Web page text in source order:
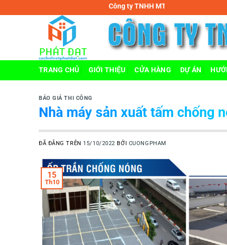
đến
Công ty TNHH MTV cách nhiệt Phát Đạt
TRANG CHỦ GIỚI THIỆU CỬA HÀNG DỰ ÁN
BÁO GIÁ THI CÔNG
Nhà máy sản xuất tấm chống
ĐÃ ĐĂNG TRÊN 15/10/2022 BỞI CUONGPHAM
15
Th10